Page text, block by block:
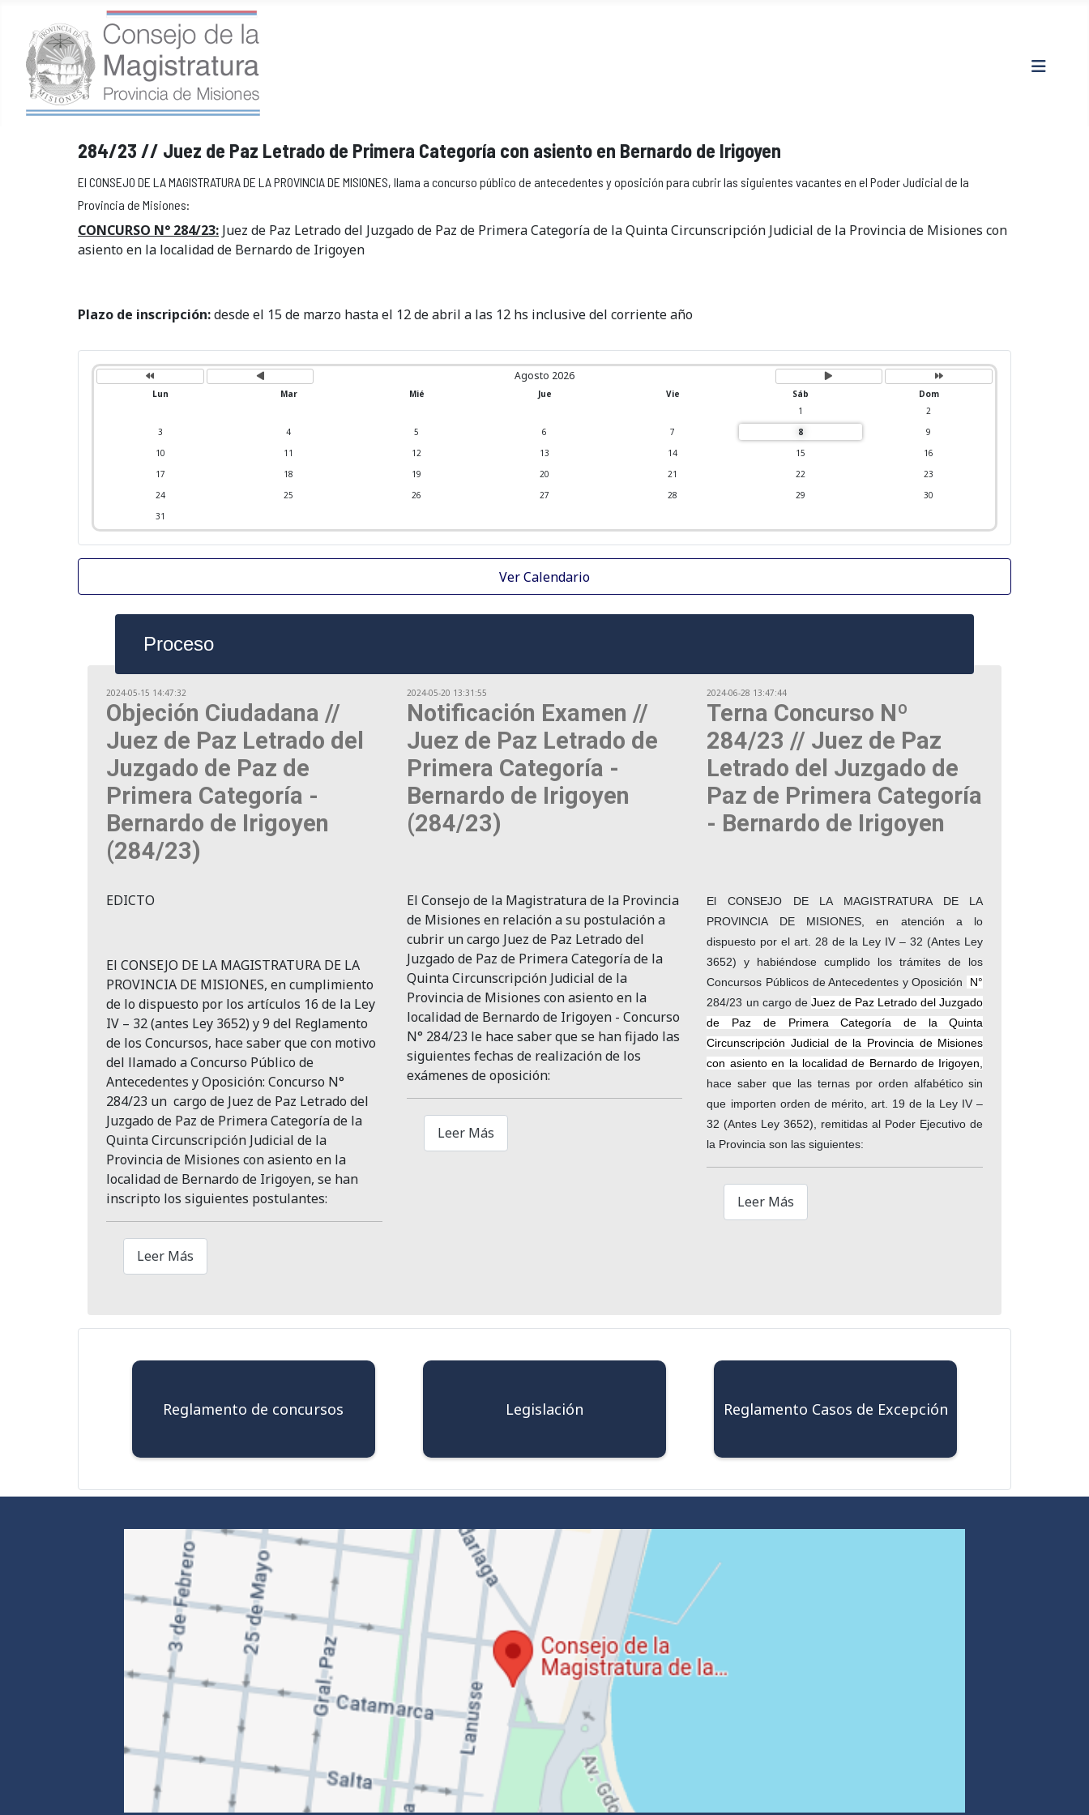
284/23 // Juez de Paz Letrado de Primera Categoría con asiento en Bernardo de Irigoyen
El CONSEJO DE LA MAGISTRATURA DE LA PROVINCIA DE MISIONES, llama a concurso público de antecedentes y oposición para cubrir las siguientes vacantes en el Poder Judicial de la
Provincia de Misiones:
CONCURSO N° 284/23: Juez de Paz Letrado del Juzgado de Paz de Primera Categoría de la Quinta Circunscripción Judicial de la Provincia de Misiones con
asiento en la localidad de Bernardo de Irigoyen
Plazo de inscripción:desde el 15 de marzo hasta el 12 de abril a las 12 hs inclusive del corriente año
A
o
a
n
M
s
a
n
P
ó
x
i
m
P
ó
x
i
e
Agosto 2026
Lun Mar Mié Jue Vie Sáb
Dom
1
2
3
4 5 6 7 8
9
10
11 12 13 14 15
16
17
18 19 20 21 22
23
24
25 26 27 28 29
30
31
Ver Calendario
Proceso
2024-05-15 14:47:32
Objeción Ciudadana //
Juez de Paz Letrado del
Juzgado de Paz de
Primera Categoría -
Bernardo de Irigoyen
(284/23)
EDICTO
El CONSEJO DE LA MAGISTRATURA DE LA
PROVINCIA DE MISIONES, en cumplimiento
de lo dispuesto por los artículos 16 de la Ley
IV – 32 (antes Ley 3652) y 9 del Reglamento
de los Concursos, hace saber que con motivo
del llamado a Concurso Público de
Antecedentes y Oposición: Concurso N°
284/23 un cargo de Juez de Paz Letrado del
Juzgado de Paz de Primera Categoría de la
Quinta Circunscripción Judicial de la
Provincia de Misiones con asiento en la
localidad de Bernardo de Irigoyen, se han
inscripto los siguientes postulantes:
Leer Más
2024-05-20 13:31:55
Notificación Examen //
Juez de Paz Letrado de
Primera Categoría -
Bernardo de Irigoyen
(284/23)
El Consejo de la Magistratura de la Provincia
de Misiones en relación a su postulación a
cubrir un cargo Juez de Paz Letrado del
Juzgado de Paz de Primera Categoría de la
Quinta Circunscripción Judicial de la
Provincia de Misiones con asiento en la
localidad de Bernardo de Irigoyen - Concurso
N° 284/23 le hace saber que se han fijado las
siguientes fechas de realización de los
exámenes de oposición:
Leer Más
2024-06-28 13:47:44
Terna Concurso Nº
284/23 // Juez de Paz
Letrado del Juzgado de
Paz de Primera Categoría
- Bernardo de Irigoyen
El CONSEJO DE LA MAGISTRATURA DE LA
PROVINCIA DE MISIONES, en atención a lo
dispuesto por el art. 28 de la Ley IV – 32 (Antes Ley
3652) y habiéndose cumplido los trámites de los
Concursos Públicos de Antecedentes y Oposición
N°
284/23 un cargo de Juez de Paz Letrado del Juzgado
de Paz de Primera Categoría de la Quinta
Circunscripción Judicial de la Provincia de Misiones
con asiento en la localidad de Bernardo de Irigoyen,
hace saber que las ternas por orden alfabético sin
que importen orden de mérito, art. 19 de la Ley IV –
32 (Antes Ley 3652), remitidas al Poder Ejecutivo de
la Provincia son las siguientes:
Leer Más
Reglamento de concursos Legislación Reglamento Casos de Excepción